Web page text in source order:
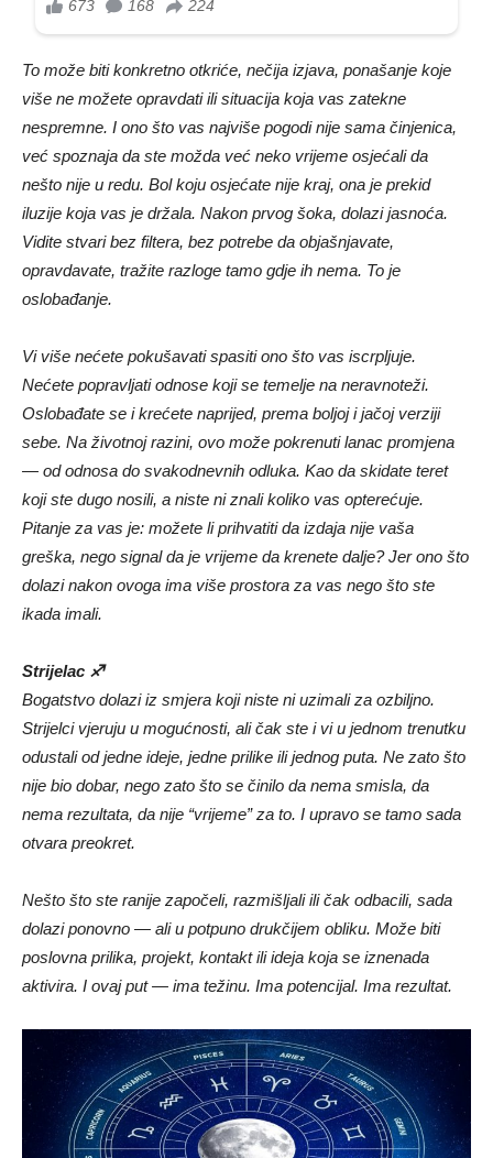
To može biti konkretno otkriće, nečija izjava, ponašanje koje
više ne možete opravdati ili situacija koja vas zatekne
nespremne. I ono što vas najviše pogodi nije sama činjenica,
već spoznaja da ste možda već neko vrijeme osjećali da
nešto nije u redu. Bol koju osjećate nije kraj, ona je prekid
iluzije koja vas je držala. Nakon prvog šoka, dolazi jasnoća.
Vidite stvari bez filtera, bez potrebe da objašnjavate,
opravdavate, tražite razloge tamo gdje ih nema. To je
oslobađanje.
Vi više nećete pokušavati spasiti ono što vas iscrpljuje.
Nećete popravljati odnose koji se temelje na neravnoteži.
Oslobađate se i krećete naprijed, prema boljoj i jačoj verziji
sebe. Na životnoj razini, ovo može pokrenuti lanac promjena
— od odnosa do svakodnevnih odluka. Kao da skidate teret
koji ste dugo nosili, a niste ni znali koliko vas opterećuje.
Pitanje za vas je: možete li prihvatiti da izdaja nije vaša
greška, nego signal da je vrijeme da krenete dalje? Jer ono što
dolazi nakon ovoga ima više prostora za vas nego što ste
ikada imali.
Strijelac ♐
Bogatstvo dolazi iz smjera koji niste ni uzimali za ozbiljno.
Strijelci vjeruju u mogućnosti, ali čak ste i vi u jednom trenutku
odustali od jedne ideje, jedne prilike ili jednog puta. Ne zato što
nije bio dobar, nego zato što se činilo da nema smisla, da
nema rezultata, da nije “vrijeme” za to. I upravo se tamo sada
otvara preokret.
Nešto što ste ranije započeli, razmišljali ili čak odbacili, sada
dolazi ponovno — ali u potpuno drukčijem obliku. Može biti
poslovna prilika, projekt, kontakt ili ideja koja se iznenada
aktivira. I ovaj put — ima težinu. Ima potencijal. Ima rezultat.